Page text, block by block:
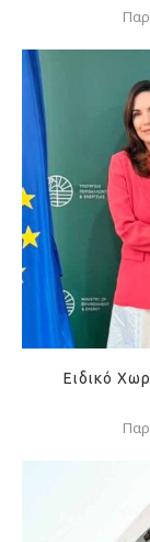
Ειδικό